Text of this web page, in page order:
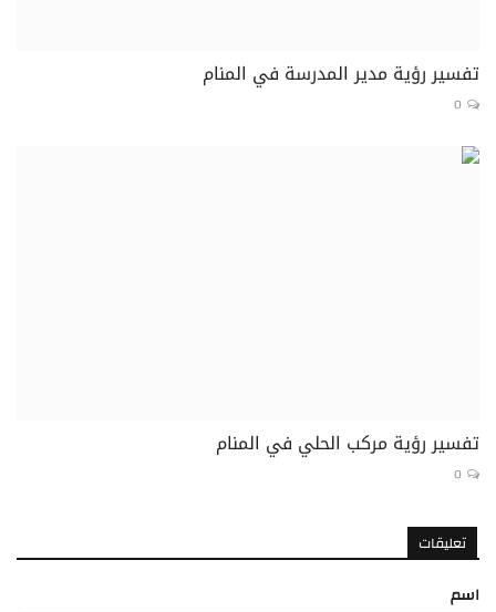
تفسير رؤية مدير المدرسة في المنام
0
تفسير رؤية مركب الحلي في المنام
0
تعليقات
اسم